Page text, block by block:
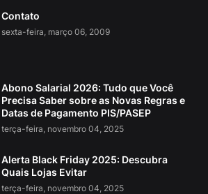
Contato
sexta-feira, março 06, 2009
Abono Salarial 2026: Tudo que Você
Precisa Saber sobre as Novas Regras e
Datas de Pagamento PIS/PASEP
terça-feira, novembro 04, 2025
Alerta Black Friday 2025: Descubra
Quais Lojas Evitar
terça-feira, novembro 04, 2025